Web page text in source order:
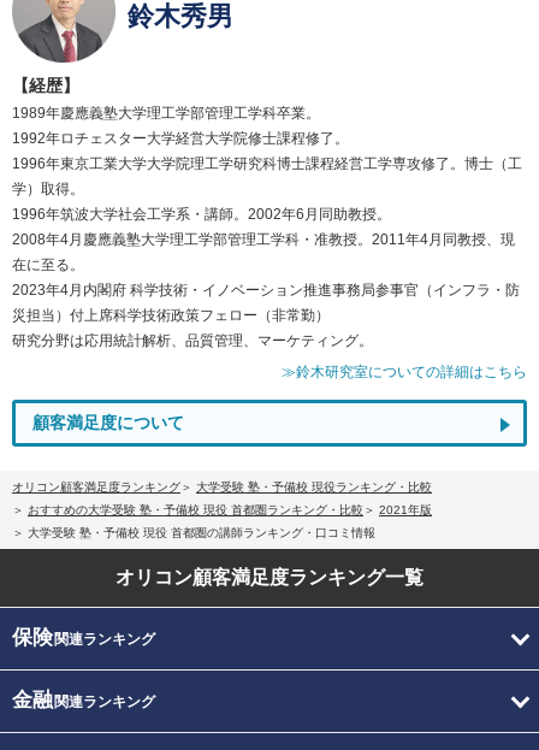
鈴木秀男
【経歴】
1989年慶應義塾大学理工学部管理工学科卒業。
1992年ロチェスター大学経営大学院修士課程修了。
1996年東京工業大学大学院理工学研究科博士課程経営工学専攻修了。博士（工
学）取得。
1996年筑波大学社会工学系・講師。2002年6月同助教授。
2008年4月慶應義塾大学理工学部管理工学科・准教授。2011年4月同教授、現
在に至る。
2023年4月内閣府 科学技術・イノベーション推進事務局参事官（インフラ・防
災担当）付上席科学技術政策フェロー（非常勤）
研究分野は応用統計解析、品質管理、マーケティング。
≫鈴木研究室についての詳細はこちら
顧客満足度について
オリコン顧客満足度ランキング
大学受験 塾・予備校 現役ランキング・比較
おすすめの大学受験 塾・予備校 現役 首都圏ランキング・比較
2021年版
大学受験 塾・予備校 現役 首都圏の講師ランキング・口コミ情報
オリコン顧客満足度ランキング一覧
保険関連ランキング
金融関連ランキング